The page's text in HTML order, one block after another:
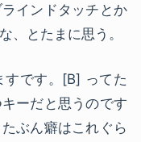
インドタッチとか
、とたまに思う。
すです。[B] ってた
ーだと思うのです
ぶん癖はこれぐら